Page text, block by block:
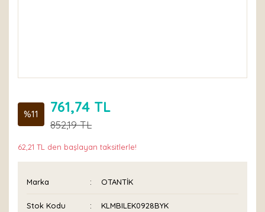
%11 761,74 TL
852,19 TL
62,21 TL den başlayan taksitlerle!
Marka OTANTİK
Stok Kodu KLMBILEK0928BYK